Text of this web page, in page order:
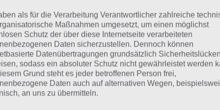
Weitere Lösungen zu 94% gesucht
Schaue inunsere Komplettlösung
App! Dort kannst du mit der Suche
schnell die Antworten und
über 300 Level finden!
findest Lösungen auch ohne unsere Hilfe, indem du in
als für die Verarbeitung Verantwortlicher zahlreiche
Maßnahmen umgesetzt, um einen möglichst
Schutz der über diese Internetseite verarbeiteten
Daten sicherzustellen. Dennoch können
Datenübertragungen grundsätzlich Sicherheitslücken
sodass ein absoluter Schutz nicht gewährleistet werden
Grund steht es jeder betroffenen Person frei,
Daten auch auf alternativen Wegen,
an uns zu übermitteln.